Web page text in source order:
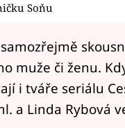
Soňu
muže či ženu.
i tváře seriálu
a Linda Rybová